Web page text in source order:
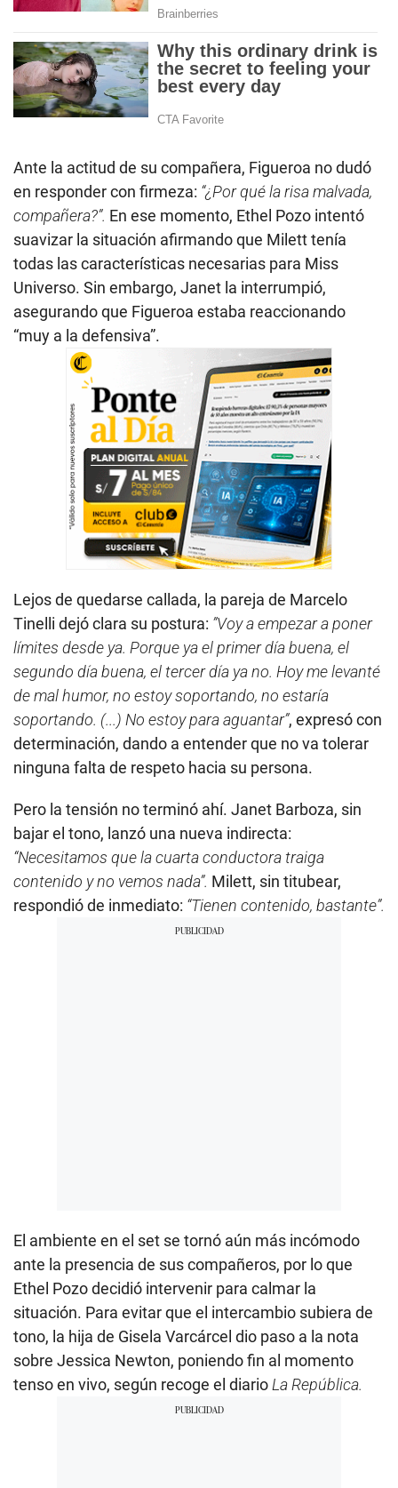
Ante la actitud de su compañera, Figueroa no dudó
en responder con firmeza: “¿Por qué la risa malvada,
compañera?”. En ese momento, Ethel Pozo intentó
suavizar la situación afirmando que Milett tenía
todas las características necesarias para Miss
Universo. Sin embargo, Janet la interrumpió,
asegurando que Figueroa estaba reaccionando
“muy a la defensiva”.
Lejos de quedarse callada, la pareja de Marcelo
Tinelli dejó clara su postura: ”Voy a empezar a poner
límites desde ya. Porque ya el primer día buena, el
segundo día buena, el tercer día ya no. Hoy me levanté
de mal humor, no estoy soportando, no estaría
soportando. (...) No estoy para aguantar”, expresó con
determinación, dando a entender que no va tolerar
ninguna falta de respeto hacia su persona.
Pero la tensión no terminó ahí. Janet Barboza, sin
bajar el tono, lanzó una nueva indirecta:
“Necesitamos que la cuarta conductora traiga
contenido y no vemos nada”. Milett, sin titubear,
respondió de inmediato: “Tienen contenido, bastante”.
El ambiente en el set se tornó aún más incómodo
ante la presencia de sus compañeros, por lo que
Ethel Pozo decidió intervenir para calmar la
situación. Para evitar que el intercambio subiera de
tono, la hija de Gisela Varcárcel dio paso a la nota
sobre Jessica Newton, poniendo fin al momento
tenso en vivo, según recoge el diario La República.